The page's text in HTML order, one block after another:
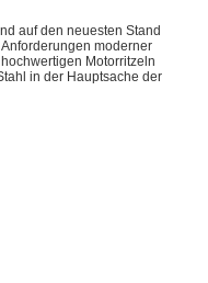
auf den neuesten Stand
moderner
Motorritzeln
in der Hauptsache der